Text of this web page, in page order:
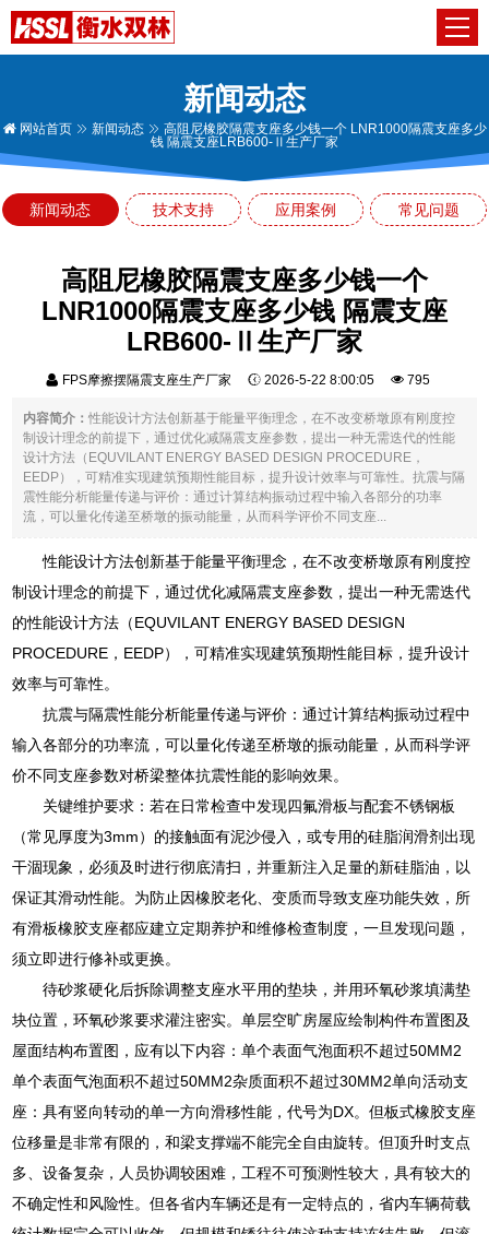
新闻动态
网站首页 新闻动态
高阻尼橡胶隔震支座多少钱一个 LNR1000隔震支座多少
钱 隔震支座LRB600-Ⅱ生产厂家
新闻动态 技术支持 应用案例 常见问题
高阻尼橡胶隔震支座多少钱一个
LNR1000隔震支座多少钱 隔震支座
LRB600-Ⅱ生产厂家
FPS摩擦摆隔震支座生产厂家 2026-5-22 8:00:05 795
内容简介：性能设计方法创新基于能量平衡理念，在不改变桥墩原有刚度控
制设计理念的前提下，通过优化减隔震支座参数，提出一种无需迭代的性能
设计方法（EQUVILANT ENERGY BASED DESIGN PROCEDURE，
EEDP），可精准实现建筑预期性能目标，提升设计效率与可靠性。抗震与隔
震性能分析能量传递与评价：通过计算结构振动过程中输入各部分的功率
流，可以量化传递至桥墩的振动能量，从而科学评价不同支座...
性能设计方法创新基于能量平衡理念，在不改变桥墩原有刚度控
制设计理念的前提下，通过优化减隔震支座参数，提出一种无需迭代
的性能设计方法（EQUVILANT ENERGY BASED DESIGN
PROCEDURE，EEDP），可精准实现建筑预期性能目标，提升设计
效率与可靠性。
抗震与隔震性能分析能量传递与评价：通过计算结构振动过程中
输入各部分的功率流，可以量化传递至桥墩的振动能量，从而科学评
价不同支座参数对桥梁整体抗震性能的影响效果。
关键维护要求：若在日常检查中发现四氟滑板与配套不锈钢板
（常见厚度为3mm）的接触面有泥沙侵入，或专用的硅脂润滑剂出现
干涸现象，必须及时进行彻底清扫，并重新注入足量的新硅脂油，以
保证其滑动性能。为防止因橡胶老化、变质而导致支座功能失效，所
有滑板橡胶支座都应建立定期养护和维修检查制度，一旦发现问题，
须立即进行修补或更换。
待砂浆硬化后拆除调整支座水平用的垫块，并用环氧砂浆填满垫
块位置，环氧砂浆要求灌注密实。单层空旷房屋应绘制构件布置图及
屋面结构布置图，应有以下内容：单个表面气泡面积不超过50MM2
单个表面气泡面积不超过50MM2杂质面积不超过30MM2单向活动支
座：具有竖向转动的单一方向滑移性能，代号为DX。但板式橡胶支座
位移量是非常有限的，和梁支撑端不能完全自由旋转。但顶升时支点
多、设备复杂，人员协调较困难，工程不可预测性较大，具有较大的
不确定性和风险性。但各省内车辆还是有一定特点的，省内车辆荷载